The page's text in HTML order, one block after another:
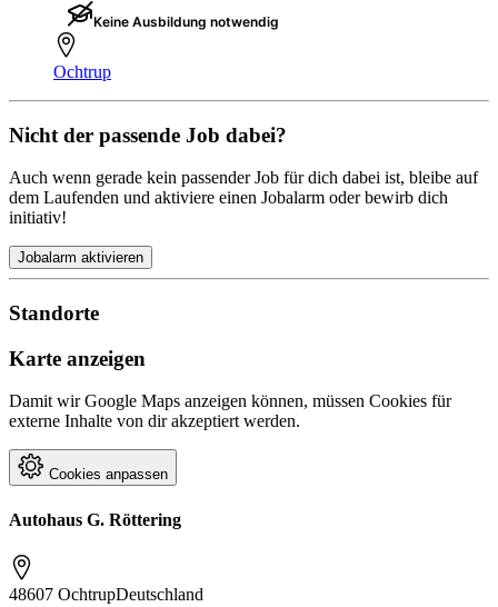
Keine Ausbildung notwendig
Ochtrup
Nicht der passende Job dabei?
Auch wenn gerade kein passender Job für dich dabei ist, bleibe auf
dem Laufenden und aktiviere einen Jobalarm oder bewirb dich
initiativ!
Jobalarm aktivieren
Standorte
Karte anzeigen
Damit wir Google Maps anzeigen können, müssen Cookies für
externe Inhalte von dir akzeptiert werden.
Cookies anpassen
Autohaus G. Röttering
48607 OchtrupDeutschland